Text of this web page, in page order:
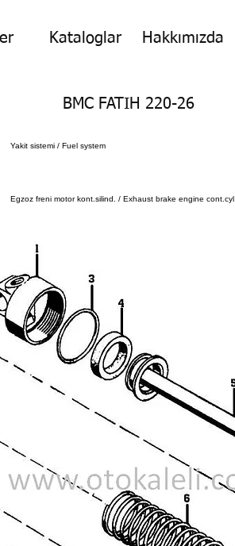
Kataloglar Hakkımızda
BMC FATIH 220-26
:
Yakit sistemi / Fuel system
Egzoz freni motor kont.silind. / Exhaust brake engine cont.cyl.